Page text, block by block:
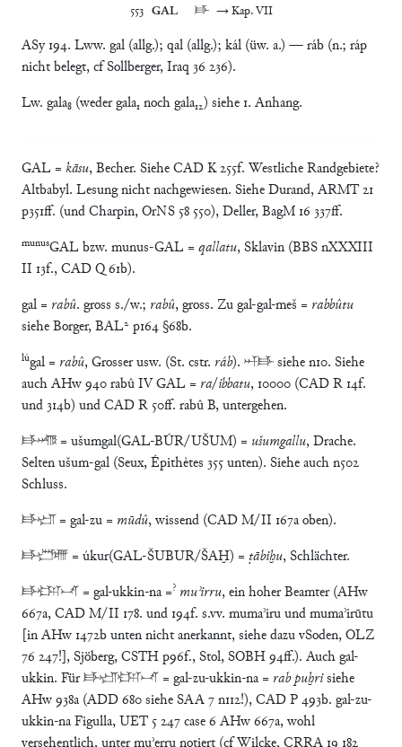
553 GAL
	𒃲	→ Kap. VII
ASy 194. Lww. gal (allg.); qal (allg.); kál (üw. a.) — ráb (n.; ráp
nicht belegt, cf Sollberger, Iraq 36 236).
Lw. gala₈ (weder gala₁ noch gala₁₂) siehe 1. Anhang.
GAL = kāsu, Becher. Siehe CAD K 255f. Westliche Randgebiete?
Altbabyl. Lesung nicht nachgewiesen. Siehe Durand, ARMT 21
p351ff. (und Charpin, OrNS 58 550), Deller, BagM 16 337ff.
munusGAL bzw. munus-GAL = qallatu, Sklavin (BBS nXXXIII
II 13f., CAD Q 61b).
gal = rabû. gross s./w.; rabû, gross. Zu gal-gal-meš = rabbûtu
siehe Borger, BAL² p164 §68b.
lúgal = rabû, Grosser usw. (St. cstr. ráb). 𒀭𒃲 siehe n10. Siehe
auch AHw 940 rabû IV GAL = ra/ibbatu, 10000 (CAD R 14f.
und 314b) und CAD R 50ff. rabû B, untergehen.
𒃲𒁔 = ušumgal(GAL-BÚR/UŠUM) = ušumgallu, Drache.
Selten ušum-gal (Seux, Épithètes 355 unten). Siehe auch n502
Schluss.
𒃲𒍪 = gal-zu = mūdû, wissend (CAD M/II 167a oben).
𒃲𒋚 = úkur(GAL-ŠUBUR/ŠAḪ) = ṭābiḫu, Schlächter.
𒃲𒌺𒈾 = gal-ukkin-na =? muʾirru, ein hoher Beamter (AHw
667a, CAD M/II 178. und 194f. s.vv. mumaʾiru und mumaʾirūtu
[in AHw 1472b unten nicht anerkannt, siehe dazu vSoden, OLZ
76 247!], Sjöberg, CSTH p96f., Stol, SOBH 94ff.). Auch gal-
ukkin. Für 𒃲𒍪𒌺𒈾 = gal-zu-ukkin-na = rab puḫrisiehe
AHw 938a (ADD 680 siehe SAA 7 n112!), CAD P 493b. gal-zu-
ukkin-na Figulla, UET 5 247 case 6 AHw 667a, wohl